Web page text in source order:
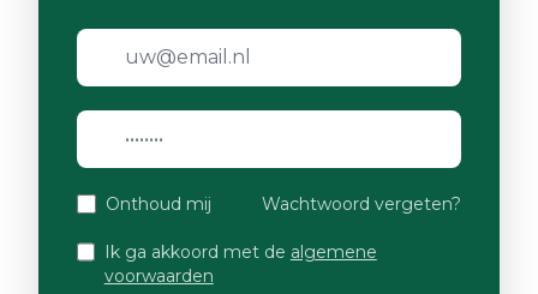
Onthoud mij Wachtwoord vergeten?
Ik ga akkoord met de algemene
voorwaarden